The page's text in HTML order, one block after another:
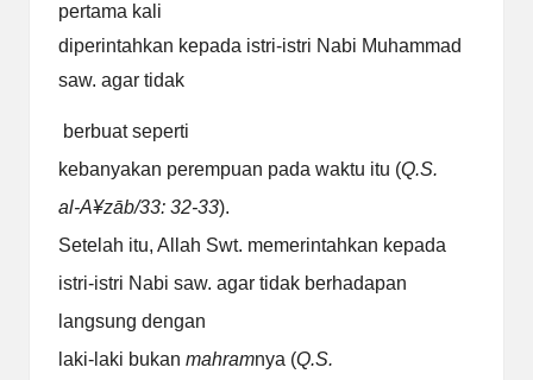
pertama kali
diperintahkan kepada istri-istri Nabi Muhammad
saw. agar tidak
berbuat seperti
kebanyakan perempuan pada waktu itu (Q.S.
al-A¥zāb/33: 32-33).
Setelah itu, Allah Swt. memerintahkan kepada
istri-istri Nabi saw. agar tidak berhadapan
langsung dengan
laki-laki bukan mahramnya (Q.S.